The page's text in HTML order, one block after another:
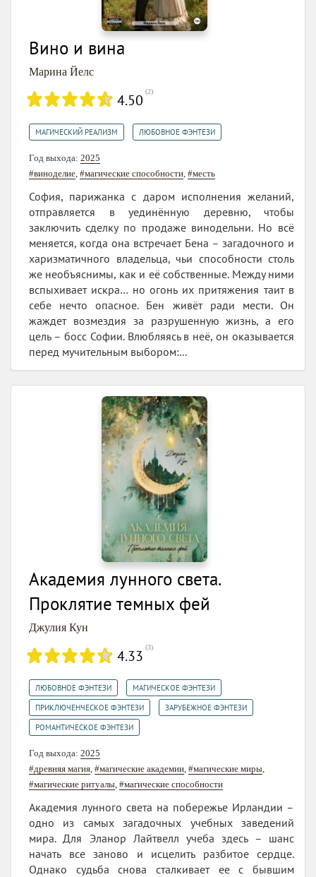
Вино и вина
Марина Йелс
4.50 (2)
МАГИЧЕСКИЙ РЕАЛИЗМ ЛЮБОВНОЕ ФЭНТЕЗИ
Год выхода: 2025
#виноделие #магические способности #месть
София, парижанка с даром исполнения желаний,
отправляется в уединённую деревню, чтобы
заключить сделку по продаже винодельни. Но всё
меняется, когда она встречает Бена – загадочного и
харизматичного владельца, чьи способности столь
же необъяснимы, как и её собственные. Между ними
вспыхивает искра… но огонь их притяжения таит в
себе нечто опасное. Бен живёт ради мести. Он
жаждет возмездия за разрушенную жизнь, а его
цель – босс Софии. Влюбляясь в неё, он оказывается
перед мучительным выбором:...
Академия лунного света.
Проклятие темных фей
Джулия Кун
4.33 (3)
ЛЮБОВНОЕ ФЭНТЕЗИ МАГИЧЕСКОЕ ФЭНТЕЗИ
ПРИКЛЮЧЕНЧЕСКОЕ ФЭНТЕЗИ ЗАРУБЕЖНОЕ ФЭНТЕЗИ
РОМАНТИЧЕСКОЕ ФЭНТЕЗИ
Год выхода: 2025
#древняя магия, #магические академии, #магические миры,
#магические ритуалы, #магические способности
Академия лунного света на побережье Ирландии –
одно из самых загадочных учебных заведений
мира. Для Эланор Лайтвелл учеба здесь – шанс
начать все заново и исцелить разбитое сердце.
Однако судьба снова сталкивает ее с бывшим